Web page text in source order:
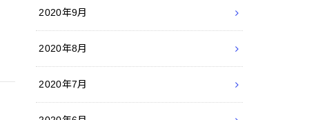
2020年9月
2020年8月
2020年7月